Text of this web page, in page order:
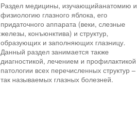
Раздел медицины, изучающийанатомию и
физиологию глазного яблока, его
придаточного аппарата (веки, слезные
железы, конъюнктива) и структур,
образующих и заполняющих глазницу.
Данный раздел занимается также
диагностикой, лечением и профилактикой
патологии всех перечисленных структур –
так называемых глазных болезней.